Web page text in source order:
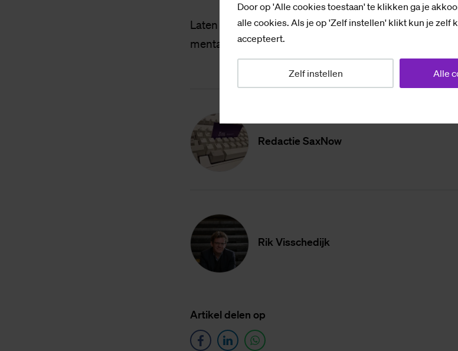
Door op 'Alle cookies toestaan' te klikken ga je
alle cookies. Als je op 'Zelf instellen' klikt kun je zelf
accepteert.
Zelf instellen Alle
Laten we elkaar eind augustus weer in goede
mentaal.
Re­dac­tie SaxNow
Rik Vis­sche­dijk
Ar­ti­kel de­len op